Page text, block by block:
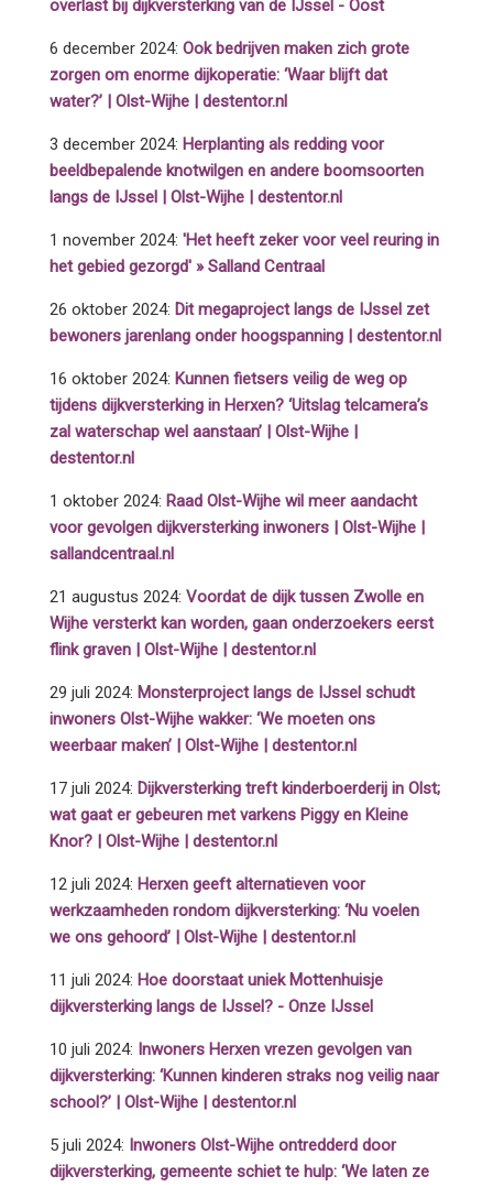
overlast bij dijkversterking van de IJssel - Oost
6 december 2024: Ook bedrijven maken zich grote
zorgen om enorme dijkoperatie: ‘Waar blijft dat
water?’ | Olst-Wijhe | destentor.nl
3 december 2024: Herplanting als redding voor
beeldbepalende knotwilgen en andere boomsoorten
langs de IJssel | Olst-Wijhe | destentor.nl
1 november 2024: 'Het heeft zeker voor veel reuring in
het gebied gezorgd' » Salland Centraal
26 oktober 2024: Dit megaproject langs de IJssel zet
bewoners jarenlang onder hoogspanning | destentor.nl
16 oktober 2024: Kunnen fietsers veilig de weg op
tijdens dijkversterking in Herxen? ‘Uitslag telcamera’s
zal waterschap wel aanstaan’ | Olst-Wijhe |
destentor.nl
1 oktober 2024: Raad Olst-Wijhe wil meer aandacht
voor gevolgen dijkversterking inwoners | Olst-Wijhe |
sallandcentraal.nl
21 augustus 2024: Voordat de dijk tussen Zwolle en
Wijhe versterkt kan worden, gaan onderzoekers eerst
flink graven | Olst-Wijhe | destentor.nl
29 juli 2024: Monsterproject langs de IJssel schudt
inwoners Olst-Wijhe wakker: ‘We moeten ons
weerbaar maken’ | Olst-Wijhe | destentor.nl
17 juli 2024: Dijkversterking treft kinderboerderij in Olst;
wat gaat er gebeuren met varkens Piggy en Kleine
Knor? | Olst-Wijhe | destentor.nl
12 juli 2024: Herxen geeft alternatieven voor
werkzaamheden rondom dijkversterking: ‘Nu voelen
we ons gehoord’ | Olst-Wijhe | destentor.nl
11 juli 2024: Hoe doorstaat uniek Mottenhuisje
dijkversterking langs de IJssel? - Onze IJssel
10 juli 2024: Inwoners Herxen vrezen gevolgen van
dijkversterking: ‘Kunnen kinderen straks nog veilig naar
school?’ | Olst-Wijhe | destentor.nl
5 juli 2024: Inwoners Olst-Wijhe ontredderd door
dijkversterking, gemeente schiet te hulp: ‘We laten ze